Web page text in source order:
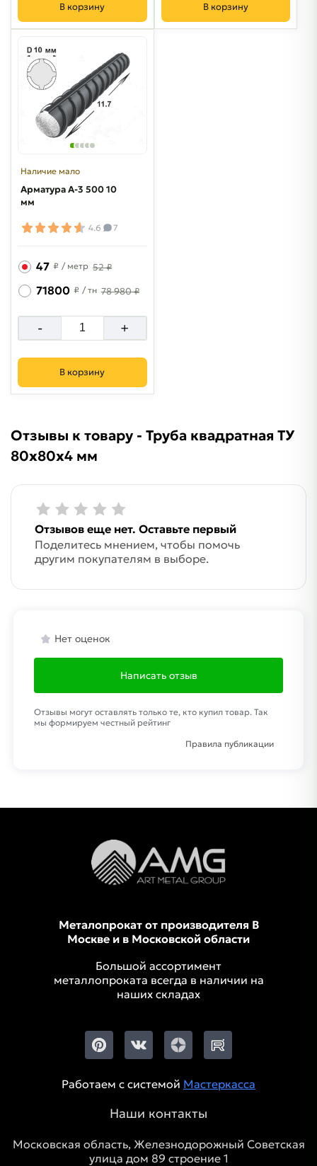
В корзину В корзину
Наличие мало
Арматура A-3 500 10
мм
4.6 7
47 ₽ / метр 52 ₽
71800 ₽ / тн 78 980 ₽
- +
В корзину
Отзывы к товару - Труба квадратная ТУ
80х80х4 мм
Отзывов еще нет. Оставьте первый
Поделитесь мнением, чтобы помочь
другим покупателям в выборе.
Нет оценок
Написать отзыв
Отзывы могут оставлять только те, кто купил товар. Так
мы формируем честный рейтинг
Правила публикации
Металопрокат от производителя В
Москве и в Московской области
Большой ассортимент
металлопроката всегда в наличии на
наших складах
Работаем с системой Мастеркасса
Наши контакты
Московская область, Железнодорожный Советская
улица дом 89 строение 1